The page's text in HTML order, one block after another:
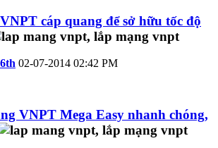
cáp quang để sở hữu tốc độ
02-07-2014 02:42 PM
VNPT Mega Easy nhanh chóng,